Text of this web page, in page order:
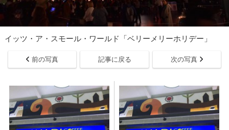
イッツ・ア・スモール・ワールド「ベリーメリーホリデー」
前の写真 記事に戻る 次の写真